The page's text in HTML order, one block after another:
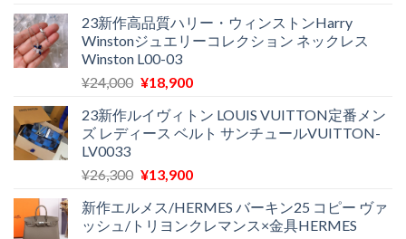
価
格
は
¥19,000
し
た。
の
価
は
で
す。
23新作高品質ハリー・ウィンストンHarry
Winstonジュエリーコレクション ネックレス
Winston L00-03
¥24,000 元
価
格
¥24,000
し
た。
¥18,900現
の
価
は
で
す。
23新作ルイヴィトン LOUIS VUITTON定番メン
ズ レディース ベルト サンチュールVUITTON-
LV0033
¥26,300 元
価
格
¥13,900現
の
価
新作エルメス/HERMES バーキン25 コピー ヴァ
ッシュ/トリヨンクレマンス×金具HERMES